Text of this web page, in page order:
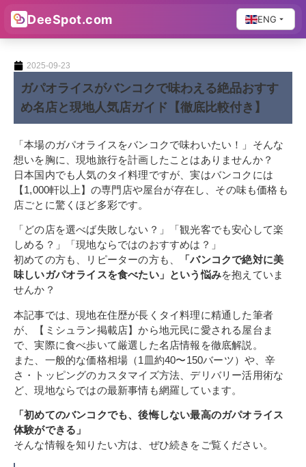
DeeSpot.com ENG
2025-09-23
ガパオライスがバンコクで味わえる絶品おすす
め名店と現地人気店ガイド【徹底比較付き】
「本場のガパオライスをバンコクで味わいたい！」そんな
想いを胸に、現地旅行を計画したことはありませんか？
日本国内でも人気のタイ料理ですが、実はバンコクには
【1,000軒以上】の専門店や屋台が存在し、その味も価格も
店ごとに驚くほど多彩です。
「どの店を選べば失敗しない？」「観光客でも安心して楽
しめる？」「現地ならではのおすすめは？」
初めての方も、リピーターの方も、
「バンコクで絶対に美
味しいガパオライスを食べたい」という悩みを抱えていま
せんか？
本記事では、現地在住歴が長くタイ料理に精通した筆者
が、【ミシュラン掲載店】から地元民に愛される屋台ま
で、実際に食べ歩いて厳選した名店情報を徹底解説。
また、一般的な価格相場（1皿約40〜150バーツ）や、辛
さ・トッピングのカスタマイズ方法、デリバリー活用術な
ど、現地ならではの最新事情も網羅しています。
「初めてのバンコクでも、後悔しない最高のガパオライス
体験ができる」
そんな情報を知りたい方は、ぜひ続きをご覧ください。